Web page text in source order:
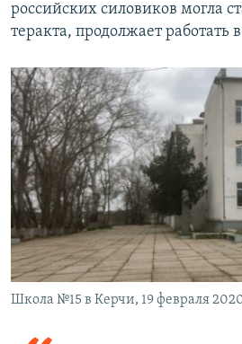
российских силовиков могла
теракта, продолжает
Школа №15 в Керчи, 19 февраля